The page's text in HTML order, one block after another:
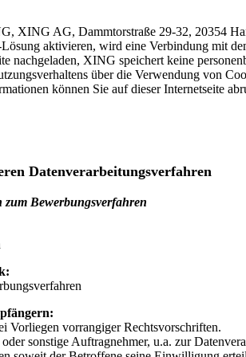
XING AG, Dammtorstraße 29-32, 20354
aktivieren, wird eine Verbindung mit
nachgeladen, XING speichert keine
über die Verwendung von
können Sie auf dieser Internetseite
Datenverarbeitungsverfahren
zum Bewerbungsverfahren
Vorliegen vorrangiger Rechtsvorschriften.
sonstige Auftragnehmer, u.a. zur